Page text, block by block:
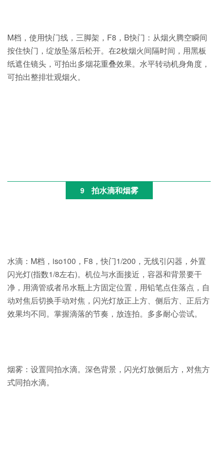
M档，使用快门线，三脚架，F8，B快门：从烟火腾空瞬间
按住快门，绽放坠落后松开。在2枚烟火间隔时间，用黑板
纸遮住镜头，可拍出多烟花重叠效果。水平转动机身角度，
可拍出整排壮观烟火。
9 拍水滴和烟雾
水滴：M档，iso100，F8，快门1/200，无线引闪器，外置
闪光灯(指数1/8左右)。机位与水面接近，容器和背景要干
净，用滴管或者吊水瓶上方固定位置，用铅笔点住落点，自
动对焦后切换手动对焦，闪光灯放正上方、侧后方、正后方
效果均不同。掌握滴落的节奏，放连拍。多多耐心尝试。
烟雾：设置同拍水滴。深色背景，闪光灯放侧后方，对焦方
式同拍水滴。